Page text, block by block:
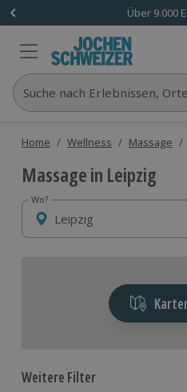
Über 9.000
Suche nach Erlebnissen,
Home / Wellness / Massage /
Massage in Leipzig
Wo?
Wo?
Weitere Filter